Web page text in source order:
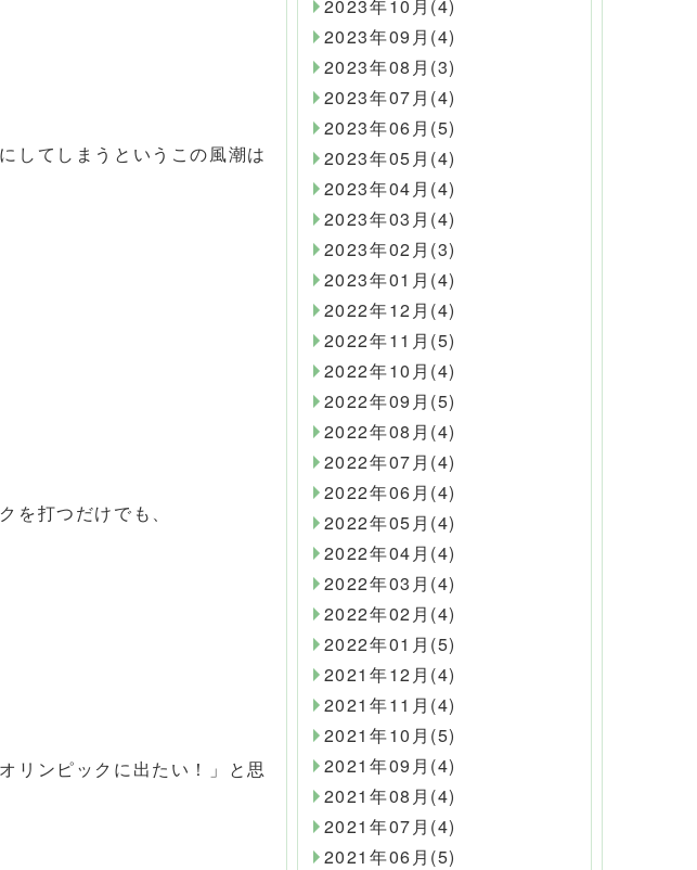
してしまうというこの風潮は
を打つだけでも、
リンピックに出たい！」と思
2023年10月(4)
2023年09月(4)
2023年08月(3)
2023年07月(4)
2023年06月(5)
2023年05月(4)
2023年04月(4)
2023年03月(4)
2023年02月(3)
2023年01月(4)
2022年12月(4)
2022年11月(5)
2022年10月(4)
2022年09月(5)
2022年08月(4)
2022年07月(4)
2022年06月(4)
2022年05月(4)
2022年04月(4)
2022年03月(4)
2022年02月(4)
2022年01月(5)
2021年12月(4)
2021年11月(4)
2021年10月(5)
2021年09月(4)
2021年08月(4)
2021年07月(4)
2021年06月(5)